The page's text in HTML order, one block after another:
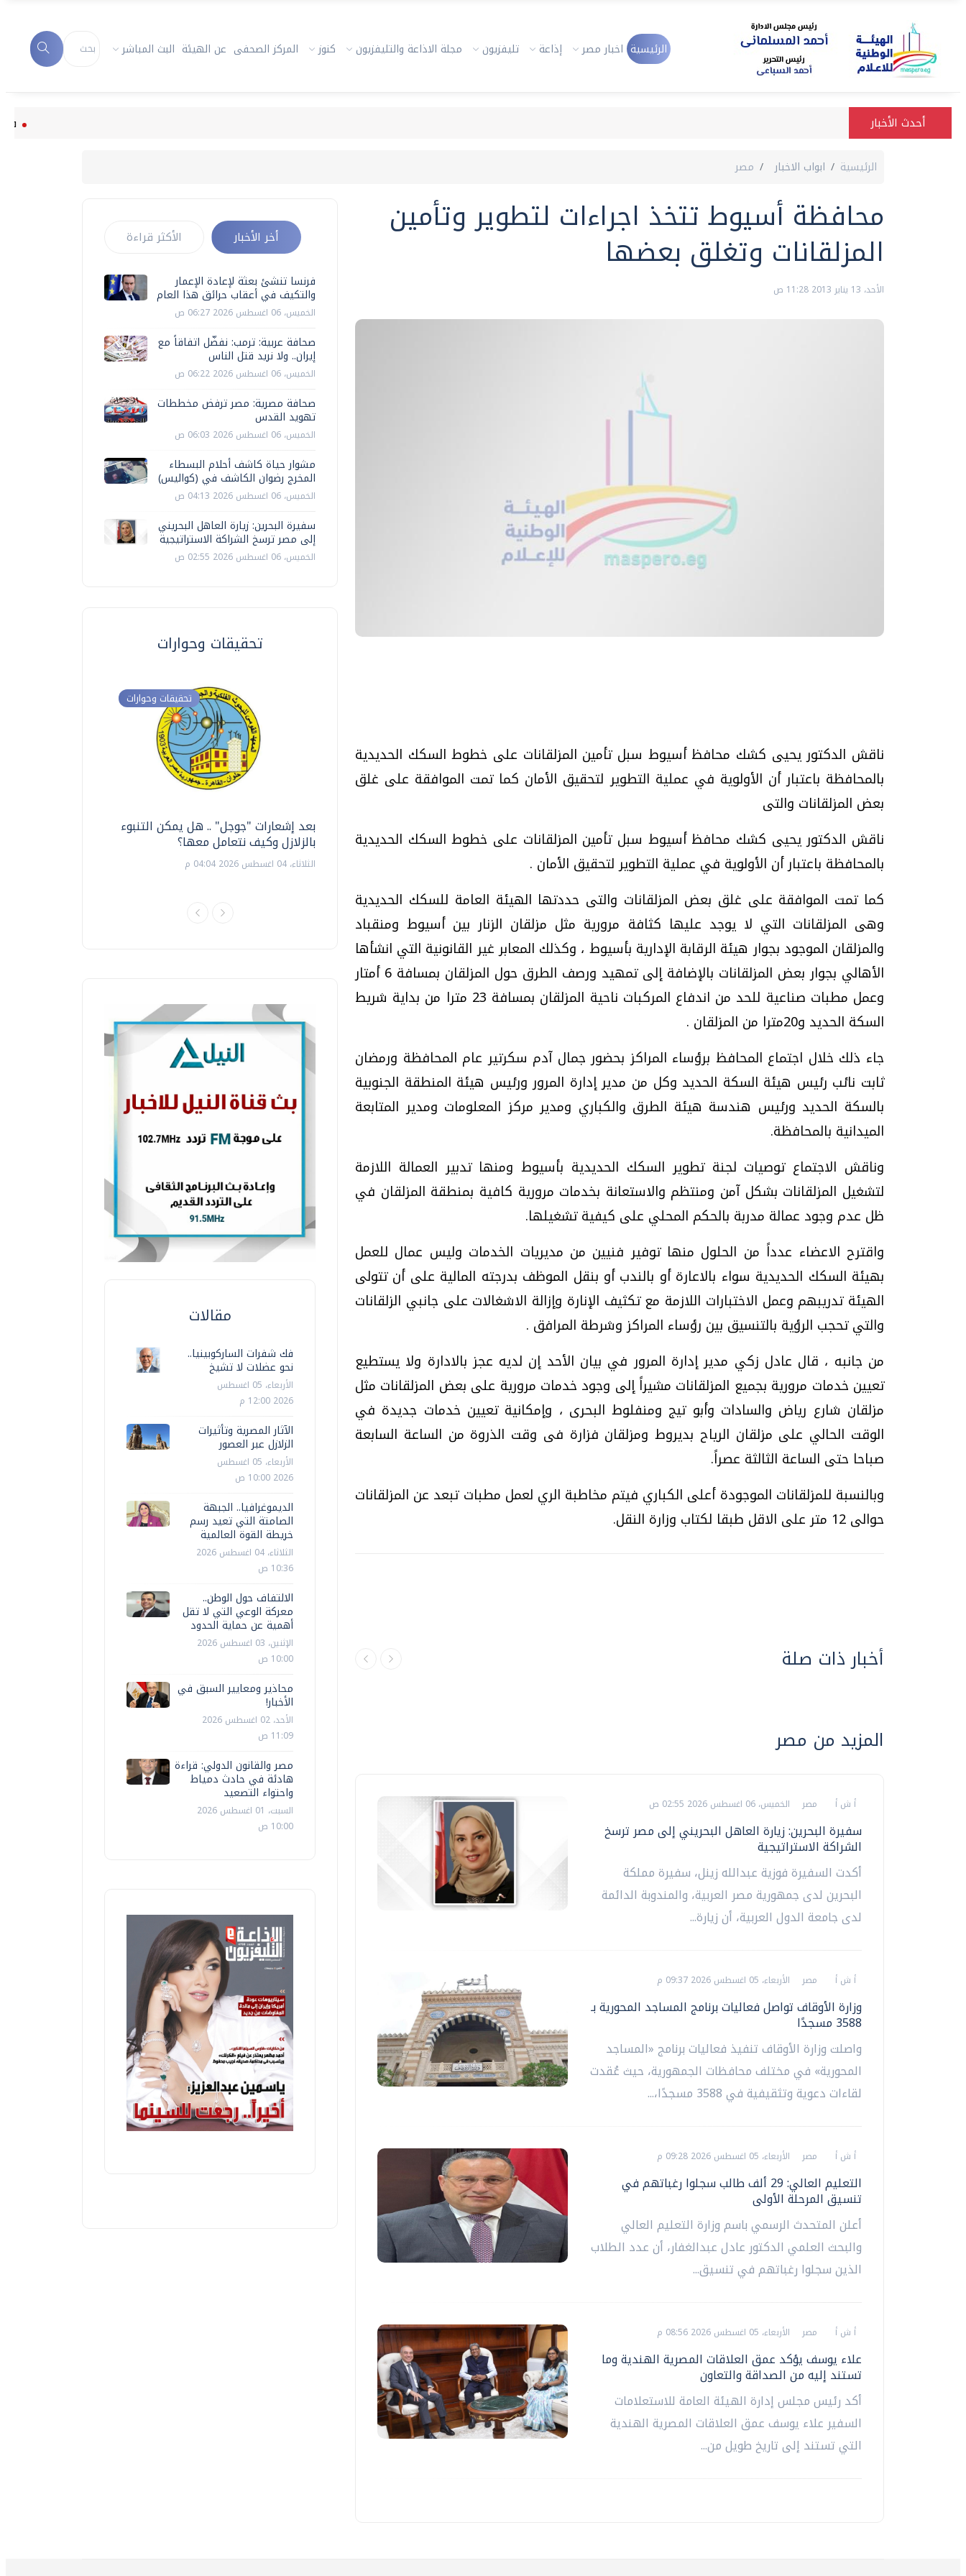
الرئيسية اخبار مصر إذاعة تليفزيون مجلة الاذاعة والتليفزيون كنوز المركز الصحفى عن الهيئة البث المباشر
أحدث الأخبار فرنسا
الرئيسية ابواب الاخبار مصر
محافظة أسيوط تتخذ اجراءات لتطوير وتأمين
المزلقانات وتغلق بعضها
الأحد، 13 يناير 2013 11:28 ص
ناقش الدكتور يحيى كشك محافظ أسيوط سبل تأمين المزلقانات على خطوط السكك الحديدية
بالمحافظة باعتبار أن الأولوية في عملية التطوير لتحقيق الأمان كما تمت الموافقة على غلق
بعض المزلقانات والتى
ناقش الدكتور يحيى كشك محافظ أسيوط سبل تأمين المزلقانات على خطوط السكك الحديدية
بالمحافظة باعتبار أن الأولوية في عملية التطوير لتحقيق الأمان .
كما تمت الموافقة على غلق بعض المزلقانات والتى حددتها الهيئة العامة للسكك الحديدية
وهى المزلقانات التي لا يوجد عليها كثافة مرورية مثل مزلقان الزنار بين أسيوط ومنقباد
والمزلقان الموجود بجوار هيئة الرقابة الإدارية بأسيوط ، وكذلك المعابر غير القانونية التي انشأها
الأهالي بجوار بعض المزلقانات بالإضافة إلى تمهيد ورصف الطرق حول المزلقان بمسافة 6 أمتار
وعمل مطبات صناعية للحد من اندفاع المركبات ناحية المزلقان بمسافة 23 مترا من بداية شريط
السكة الحديد و20مترا من المزلقان .
جاء ذلك خلال اجتماع المحافظ برؤساء المراكز بحضور جمال آدم سكرتير عام المحافظة ورمضان
ثابت نائب رئيس هيئة السكة الحديد وكل من مدير إدارة المرور ورئيس هيئة المنطقة الجنوبية
بالسكة الحديد ورئيس هندسة هيئة الطرق والكباري ومدير مركز المعلومات ومدير المتابعة
الميدانية بالمحافظة.
وناقش الاجتماع توصيات لجنة تطوير السكك الحديدية بأسيوط ومنها تدبير العمالة اللازمة
لتشغيل المزلقانات بشكل آمن ومنتظم والاستعانة بخدمات مرورية كافية بمنطقة المزلقان في
ظل عدم وجود عمالة مدربة بالحكم المحلي على كيفية تشغيلها.
واقترح الاعضاء عدداً من الحلول منها توفير فنيين من مديريات الخدمات وليس عمال للعمل
بهيئة السكك الحديدية سواء بالاعارة أو بالندب أو بنقل الموظف بدرجته المالية على أن تتولى
الهيئة تدريبهم وعمل الاختبارات اللازمة مع تكثيف الإنارة وإزالة الاشغالات على جانبي الزلقانات
والتي تحجب الرؤية بالتنسيق بين رؤساء المراكز وشرطة المرافق .
من جانبه ، قال عادل زكي مدير إدارة المرور في بيان الأحد إن لديه عجز بالادارة ولا يستطيع
تعيين خدمات مرورية بجميع المزلقانات مشيراً إلى وجود خدمات مرورية على بعض المزلقانات مثل
مزلقان شارع رياض والسادات وأبو تيج ومنفلوط البحرى ، وإمكانية تعيين خدمات جديدة في
الوقت الحالي على مزلقان الرياح بديروط ومزلقان فزارة فى وقت الذروة من الساعة السابعة
صباحا حتى الساعة الثالثة عصراً.
وبالنسبة للمزلقانات الموجودة أعلى الكباري فيتم مخاطبة الري لعمل مطبات تبعد عن المزلقانات
حوالى 12 متر على الاقل طبقا لكتاب وزارة النقل.
أخبار ذات صلة
المزيد من مصر
أ ش أ مصر الخميس، 06 اغسطس 2026 02:55 ص
سفيرة البحرين: زيارة العاهل البحريني إلى مصر ترسخ
الشراكة الاستراتيجية
أكدت السفيرة فوزية عبدالله زينل، سفيرة مملكة
البحرين لدى جمهورية مصر العربية، والمندوبة الدائمة
لدى جامعة الدول العربية، أن زيارة...
أ ش أ مصر الأربعاء، 05 اغسطس 2026 09:37 م
وزارة الأوقاف تواصل فعاليات برنامج المساجد المحورية بـ
3588 مسجدًا
واصلت وزارة الأوقاف تنفيذ فعاليات برنامج «المساجد
المحورية» في مختلف محافظات الجمهورية، حيث عُقدت
لقاءات دعوية وتثقيفية في 3588 مسجدًا،...
أ ش أ مصر الأربعاء، 05 اغسطس 2026 09:28 م
التعليم العالي: 29 ألف طالب سجلوا رغباتهم في
تنسيق المرحلة الأولى
أعلن المتحدث الرسمي باسم وزارة التعليم العالي
والبحث العلمي الدكتور عادل عبدالغفار، أن عدد الطلاب
الذين سجلوا رغباتهم في تنسيق...
أ ش أ مصر الأربعاء، 05 اغسطس 2026 08:56 م
علاء يوسف يؤكد عمق العلاقات المصرية الهندية وما
تستند إليه من الصداقة والتعاون
أكد رئيس مجلس إدارة الهيئة العامة للاستعلامات
السفير علاء يوسف عمق العلاقات المصرية الهندية
التي تستند إلى تاريخ طويل من...
أخر الأخبار الأكثر قراءة
فرنسا تنشئ بعثة لإعادة الإعمار
والتكيف في أعقاب حرائق هذا العام
الخميس، 06 اغسطس 2026 06:27 ص
صحافة عربية: ترمب: نفضّل اتفاقاً مع
إيران.. ولا نريد قتل الناس
الخميس، 06 اغسطس 2026 06:22 ص
صحافة مصرية: مصر ترفض مخططات
تهويد القدس
الخميس، 06 اغسطس 2026 06:03 ص
مشوار حياة كاشف أحلام البسطاء
المخرج رضوان الكاشف في (كواليس)
الخميس، 06 اغسطس 2026 04:13 ص
سفيرة البحرين: زيارة العاهل البحريني
إلى مصر ترسخ الشراكة الاستراتيجية
الخميس، 06 اغسطس 2026 02:55 ص
تحقيقات وحوارات
تحقيقات وحوارات
بعد إشعارات "جوجل" .. هل يمكن التنبوء
بالزلازل وكيف نتعامل معها؟
الثلاثاء، 04 اغسطس 2026 04:04 م
وإجابات
فيديو.. الإعلام الرقمي.. تقنيات واعدة
وتحديات هائلة
الخميس، 30 يوليو 2026 01:09 م
مقالات
فك شفرات الساركوبينيا..
نحو عضلات لا تشيخ
الأربعاء، 05 اغسطس
2026 12:00 م
الآثار المصرية وتأثيرات
الزلازل عبر العصور
الأربعاء، 05 اغسطس
2026 10:00 ص
الديموغرافيا.. الجبهة
الصامتة التي تعيد رسم
خريطة القوة العالمية
الثلاثاء، 04 اغسطس 2026
10:36 ص
الالتفاف حول الوطن..
معركة الوعي التي لا تقل
أهمية عن حماية الحدود
الإثنين، 03 اغسطس 2026
10:00 ص
محاذير ومعايير السبق في
الأخبار!
الأحد، 02 اغسطس 2026
11:09 ص
مصر والقانون الدولي: قراءة
هادئة في حادث دمياط
واحتواء التصعيد
السبت، 01 اغسطس 2026
10:00 ص